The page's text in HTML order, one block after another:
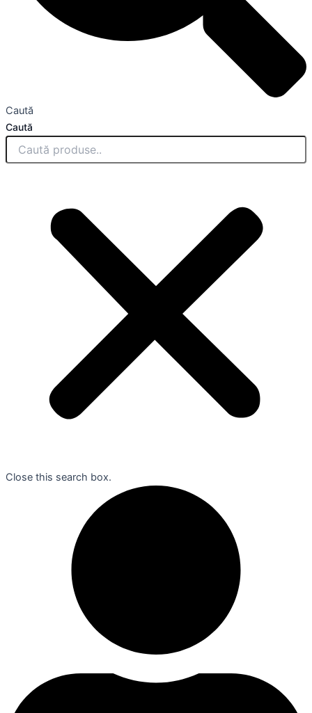
Caută
Caută
Close this search box.